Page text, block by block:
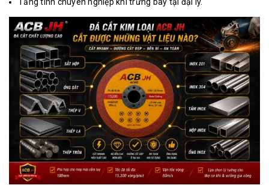
Tăng tính chuyên nghiệp khi trưng bày tại đại lý.